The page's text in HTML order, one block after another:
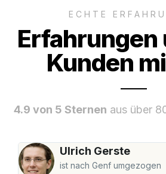
ECHTE
Erfahrungen
Kunden
4.9 von 5 Sternen aus über
Ulrich Gerste
ist nach Genf umgezogen